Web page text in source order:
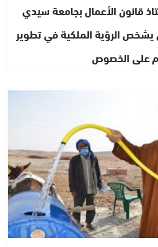
قانون الأعمال بجامعة سيدي
الرؤية الملكية في تطوير
على الخصوص